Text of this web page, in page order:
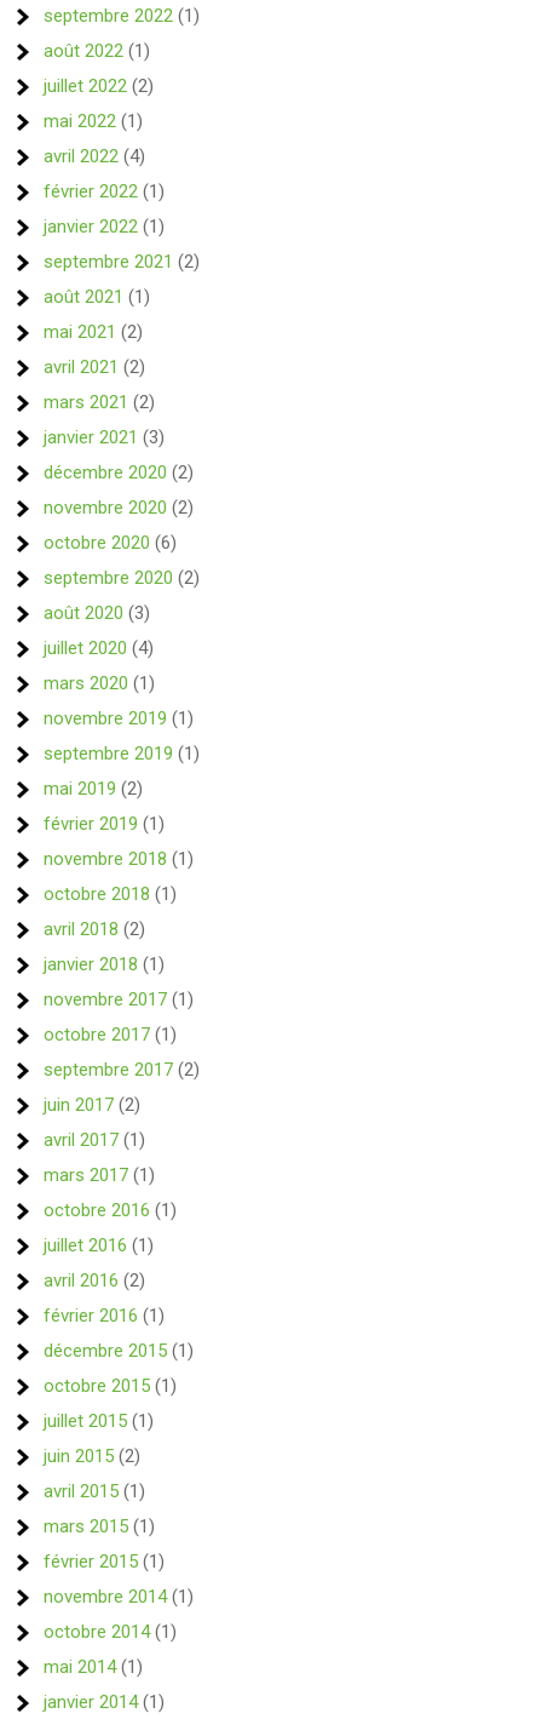
septembre 2022 (1)
août 2022 (1)
juillet 2022 (2)
mai 2022 (1)
avril 2022 (4)
février 2022 (1)
janvier 2022 (1)
septembre 2021 (2)
août 2021 (1)
mai 2021 (2)
avril 2021 (2)
mars 2021 (2)
janvier 2021 (3)
décembre 2020 (2)
novembre 2020 (2)
octobre 2020 (6)
septembre 2020 (2)
août 2020 (3)
juillet 2020 (4)
mars 2020 (1)
novembre 2019 (1)
septembre 2019 (1)
mai 2019 (2)
février 2019 (1)
novembre 2018 (1)
octobre 2018 (1)
avril 2018 (2)
janvier 2018 (1)
novembre 2017 (1)
octobre 2017 (1)
septembre 2017 (2)
juin 2017 (2)
avril 2017 (1)
mars 2017 (1)
octobre 2016 (1)
juillet 2016 (1)
avril 2016 (2)
février 2016 (1)
décembre 2015 (1)
octobre 2015 (1)
juillet 2015 (1)
juin 2015 (2)
avril 2015 (1)
mars 2015 (1)
février 2015 (1)
novembre 2014(1)
octobre 2014(1)
mai 2014(1)
janvier 2014(1)